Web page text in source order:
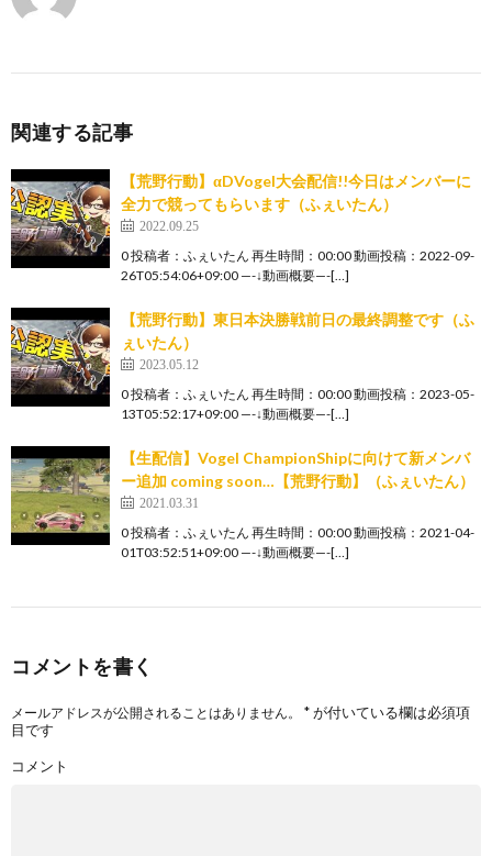
関連する記事
【荒野行動】αDVogel大会配信!!今日はメンバーに
全力で競ってもらいます（ふぇいたん）
2022.09.25
0 投稿者：ふぇいたん 再生時間：00:00 動画投稿：2022-09-
26T05:54:06+09:00 —-↓動画概要—-[…]
【荒野行動】東日本決勝戦前日の最終調整です（ふ
ぇいたん）
2023.05.12
0 投稿者：ふぇいたん 再生時間：00:00 動画投稿：2023-05-
13T05:52:17+09:00 —-↓動画概要—-[…]
【生配信】Vogel ChampionShipに向けて新メンバ
ー追加 coming soon…【荒野行動】（ふぇいたん）
2021.03.31
0 投稿者：ふぇいたん 再生時間：00:00 動画投稿：2021-04-
01T03:52:51+09:00 —-↓動画概要—-[…]
コメントを書く
メールアドレスが公開されることはありません。 *が付いている欄は必須項
目です
コメント